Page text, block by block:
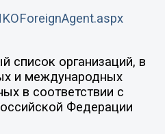
список организаций, в
и международных
в соответствии с
Федерации